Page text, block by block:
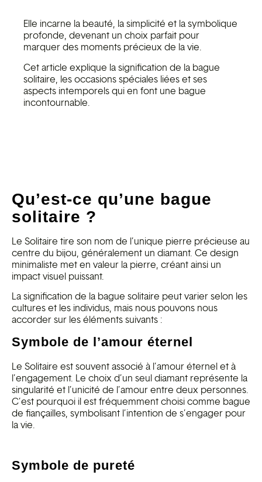
Elle incarne la beauté, la simplicité et la symbolique
profonde, devenant un choix parfait pour
marquer des moments précieux de la vie.
Cet article explique la signification de la bague
solitaire, les occasions spéciales liées et ses
aspects intemporels qui en font une bague
incontournable.
Qu’est-ce qu’une bague
solitaire ?
Le Solitaire tire son nom de l’unique pierre précieuse au
centre du bijou, généralement un diamant. Ce design
minimaliste met en valeur la pierre, créant ainsi un
impact visuel puissant.
La signification de la bague solitaire peut varier selon les
cultures et les individus, mais nous pouvons nous
accorder sur les éléments suivants :
Symbole de l’amour éternel
Le Solitaire est souvent associé à l’amour éternel et à
l’engagement. Le choix d’un seul diamant représente la
singularité et l’unicité de l’amour entre deux personnes.
C’est pourquoi il est fréquemment choisi comme bague
de fiançailles, symbolisant l’intention de s’engager pour
la vie.
Symbole de pureté